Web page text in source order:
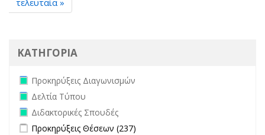
τελευταία »
ΚΑΤΗΓΟΡΙΑ
Remove Προκηρύξεις Διαγωνισμών filter
Προκηρύξεις Διαγωνισμών
Remove Δελτία Τύπου filter
Δελτία Τύπου
Remove Διδακτορικές Σπουδές filter
Διδακτορικές Σπουδές
Apply Προκηρύξεις Θέσεων filter
Προκηρύξεις Θέσεων (237)